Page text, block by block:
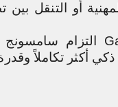
أو التنقل
التزام سامسونج
أكثر تكاملاً